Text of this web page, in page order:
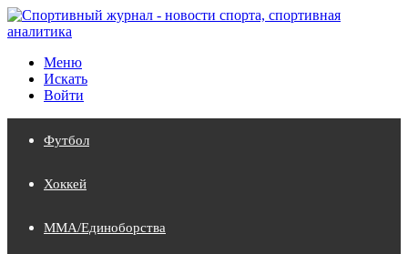
Меню
Искать
Войти
Футбол
Хоккей
MMA/Единоборства